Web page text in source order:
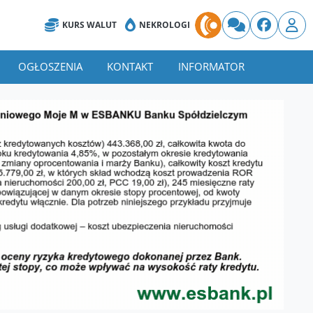
KURS WALUT NEKROLOGI
OGŁOSZENIA KONTAKT INFORMATOR